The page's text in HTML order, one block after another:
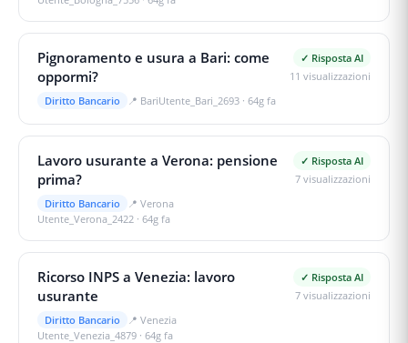
Pignoramento e usura a Bari: come
oppormi?
Diritto Bancario 📍 BariUtente_Bari_2693 · 64g fa
✓ Risposta AI
11 visualizzazioni
Lavoro usurante a Verona: pensione
prima?
Diritto Bancario 📍 Verona
Utente_Verona_2422 · 64g fa
✓ Risposta AI
7 visualizzazioni
Ricorso INPS a Venezia: lavoro
usurante
Diritto Bancario 📍 Venezia
Utente_Venezia_4879 · 64g fa
✓ Risposta AI
7 visualizzazioni